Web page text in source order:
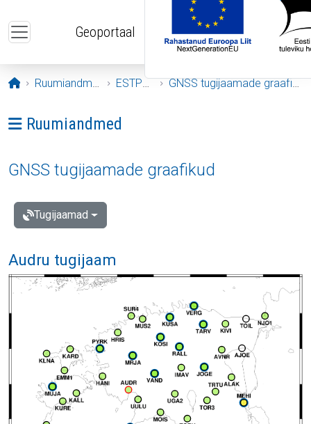
Geoportaal
Avaleht
Ruumiandmed ESTPOS GNSS tugijaamade graafikud
Ava menüü: Ruumiandmed
Ruumiandmed
GNSS tugijaamade graafikud
Tugijaamad
Audru tugijaam